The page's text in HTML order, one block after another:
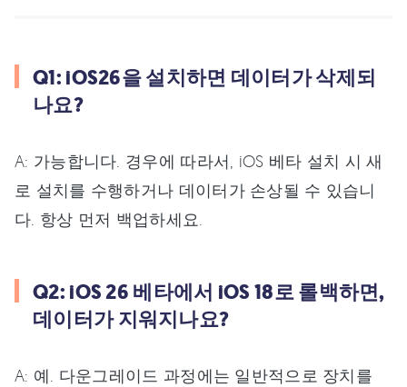
Q1: iOS26을 설치하면 데이터가 삭제되
나요?
A: 가능합니다. 경우에 따라서, iOS 베타 설치 시 새
로 설치를 수행하거나 데이터가 손상될 수 있습니
다. 항상 먼저 백업하세요.
Q2: iOS 26 베타에서 iOS 18로 롤백하면,
데이터가 지워지나요?
A: 예. 다운그레이드 과정에는 일반적으로 장치를